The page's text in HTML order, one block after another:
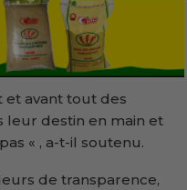
et avant tout des
leur destin en main et
« , a-t-il soutenu.
de transparence,